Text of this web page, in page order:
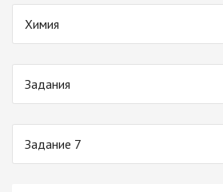
Химия
Задания
Задание 7